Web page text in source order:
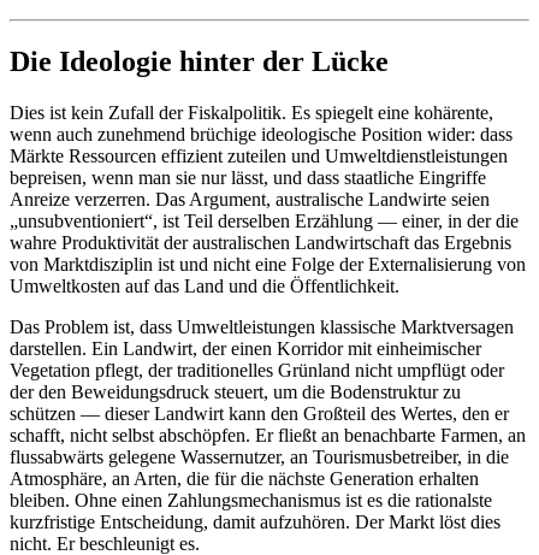
Die Ideologie hinter der Lücke
Dies ist kein Zufall der Fiskalpolitik. Es spiegelt eine kohärente,
wenn auch zunehmend brüchige ideologische Position wider: dass
Märkte Ressourcen effizient zuteilen und Umweltdienstleistungen
bepreisen, wenn man sie nur lässt, und dass staatliche Eingriffe
Anreize verzerren. Das Argument, australische Landwirte seien
„unsubventioniert“, ist Teil derselben Erzählung — einer, in der die
wahre Produktivität der australischen Landwirtschaft das Ergebnis
von Marktdisziplin ist und nicht eine Folge der Externalisierung von
Umweltkosten auf das Land und die Öffentlichkeit.
Das Problem ist, dass Umweltleistungen klassische Marktversagen
darstellen. Ein Landwirt, der einen Korridor mit einheimischer
Vegetation pflegt, der traditionelles Grünland nicht umpflügt oder
der den Beweidungsdruck steuert, um die Bodenstruktur zu
schützen — dieser Landwirt kann den Großteil des Wertes, den er
schafft, nicht selbst abschöpfen. Er fließt an benachbarte Farmen, an
flussabwärts gelegene Wassernutzer, an Tourismusbetreiber, in die
Atmosphäre, an Arten, die für die nächste Generation erhalten
bleiben. Ohne einen Zahlungsmechanismus ist es die rationalste
kurzfristige Entscheidung, damit aufzuhören. Der Markt löst dies
nicht. Er beschleunigt es.